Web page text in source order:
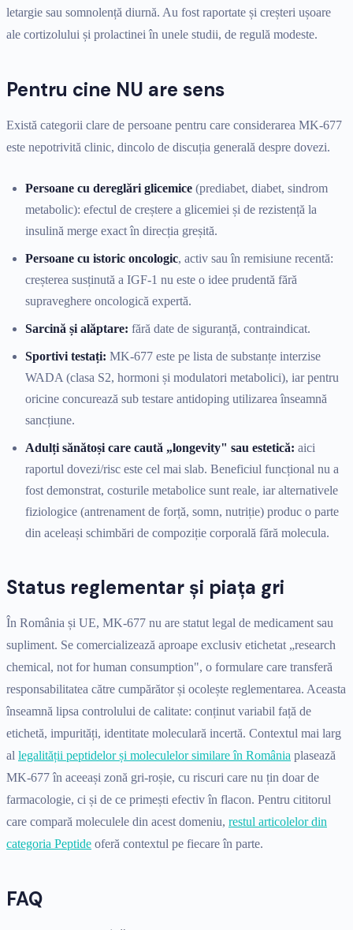
letargie sau somnolență diurnă. Au fost raportate și creșteri ușoare
ale cortizolului și prolactinei în unele studii, de regulă modeste.
Pentru cine NU are sens
Există categorii clare de persoane pentru care considerarea MK-677
este nepotrivită clinic, dincolo de discuția generală despre dovezi.
Persoane cu dereglări glicemice (prediabet, diabet, sindrom
metabolic): efectul de creștere a glicemiei și de rezistență la
insulină merge exact în direcția greșită.
Persoane cu istoric oncologic, activ sau în remisiune recentă:
creșterea susținută a IGF-1 nu este o idee prudentă fără
supraveghere oncologică expertă.
Sarcină și alăptare: fără date de siguranță, contraindicat.
Sportivi testați: MK-677 este pe lista de substanțe interzise
WADA (clasa S2, hormoni și modulatori metabolici), iar pentru
oricine concurează sub testare antidoping utilizarea înseamnă
sancțiune.
Adulți sănătoși care caută „longevity" sau estetică: aici
raportul dovezi/risc este cel mai slab. Beneficiul funcțional nu a
fost demonstrat, costurile metabolice sunt reale, iar alternativele
fiziologice (antrenament de forță, somn, nutriție) produc o parte
din aceleași schimbări de compoziție corporală fără molecula.
Status reglementar și piața gri
În România și UE, MK-677 nu are statut legal de medicament sau
supliment. Se comercializează aproape exclusiv etichetat „research
chemical, not for human consumption", o formulare care transferă
responsabilitatea către cumpărător și ocolește reglementarea. Aceasta
înseamnă lipsa controlului de calitate: conținut variabil față de
etichetă, impurități, identitate moleculară incertă. Contextul mai larg
al legalității peptidelor și moleculelor similare în România plasează
MK-677 în aceeași zonă gri-roșie, cu riscuri care nu țin doar de
farmacologie, ci și de ce primești efectiv în flacon. Pentru cititorul
care compară moleculele din acest domeniu, restul articolelor din
categoria Peptide oferă contextul pe fiecare în parte.
FAQ